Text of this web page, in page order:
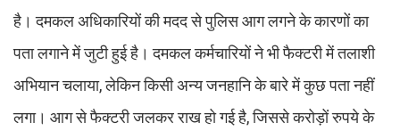
है। दमकल अधिकारियों की मदद से पुलिस आग लगने के कारणों का
पता लगाने में जुटी हुई है। दमकल कर्मचारियों ने भी फैक्टरी में तलाशी
अभियान चलाया, लेकिन किसी अन्य जनहानि के बारे में कुछ पता नहीं
लगा। आग से फैक्टरी जलकर राख हो गई है, जिससे करोड़ों रुपये के